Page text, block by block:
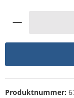
Produkt
Produktnummer: